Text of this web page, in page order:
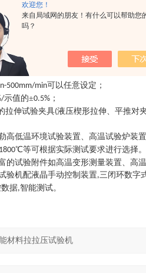
欢迎您！
来自局域网的朋友！有什么可以帮助您
吗？
0~300KN，0-600KN
级；
±
；
500mm/min可以任意设定 ；
示值的±0.5% ；
拉伸试验夹具(液压楔形拉伸、平推对
高低温环境试验装置、高温试验炉装
℃等可根据实际测试要求进行选择。
的试验附件如高温变形测量装置、高
验机配液晶手动控制装置,三闭环数字
据,智能测试。